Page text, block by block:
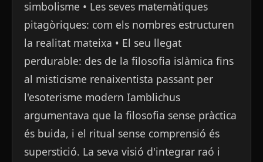
simbolisme • Les seves matemàtiques
pitagòriques: com els nombres estructuren
la realitat mateixa • El seu llegat
perdurable: des de la filosofia islàmica fins
al misticisme renaixentista passant per
l'esoterisme modern Iamblichus
argumentava que la filosofia sense pràctica
és buida, i el ritual sense comprensió és
superstició. La seva visió d'integrar raó i